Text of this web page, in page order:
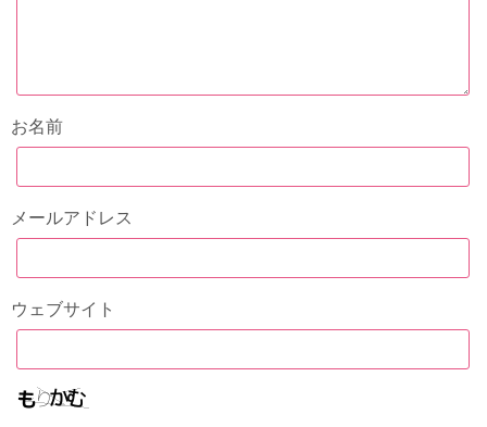
お名前
メールアドレス
ウェブサイト